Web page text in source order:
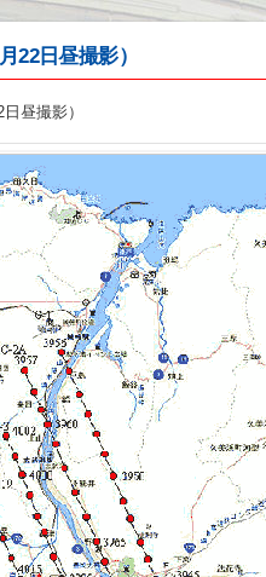
22日昼撮影）
昼撮影）